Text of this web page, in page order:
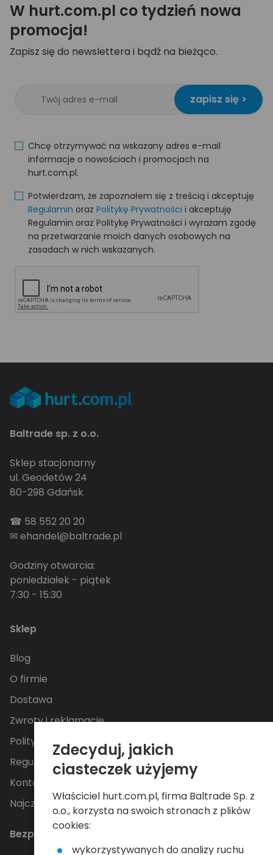
W hurt.com.pl co tydzień nowa
promocja!
Zapisz się do newslettera i bądź na bieżąco.
zapisz się >
Chcę otrzymywać na wskazany adres e-mail
informacje o nowościach i promocjach na
hurt.com.pl.
Potwierdzam, że zapoznałem się z treścią i akceptuję
Regulamin oraz Politykę Prywatności i akceptuję
Regulamin oraz Politykę Prywatności i wyrażam zgodę
na przetwarzanie moich danych osobowych na
zasadach w nich wskazanych.
Baltrade sp. z o.o.
Sklep stacjonarny
ul. Geodetów 24
80-298 Gdańsk
☎ 58 552 20 20
✉ehandel@baltrade.pl
Godziny otwarcia:
poniedziałek - piątek
7:30 - 15:30
Sklep
Blog
O firmie
Dostawa
Zwroty i reklamacje
Polityka Prywatności
Regulamin
Kontakt
Najczęściej zadawane pytania
Bezpieczne płatności
Zdecyduj, jakich
ciasteczek użyjemy
Właściciel hurt.com.pl, firma Baltrade Sp. z
o.o., korzysta na swoich stronach z plików
cookies:
wykorzystywanych do analizy ruchu